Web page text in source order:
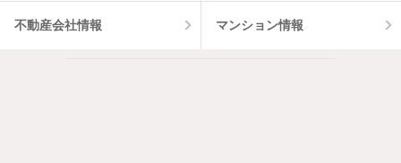
不動産会社情報 マンション情報